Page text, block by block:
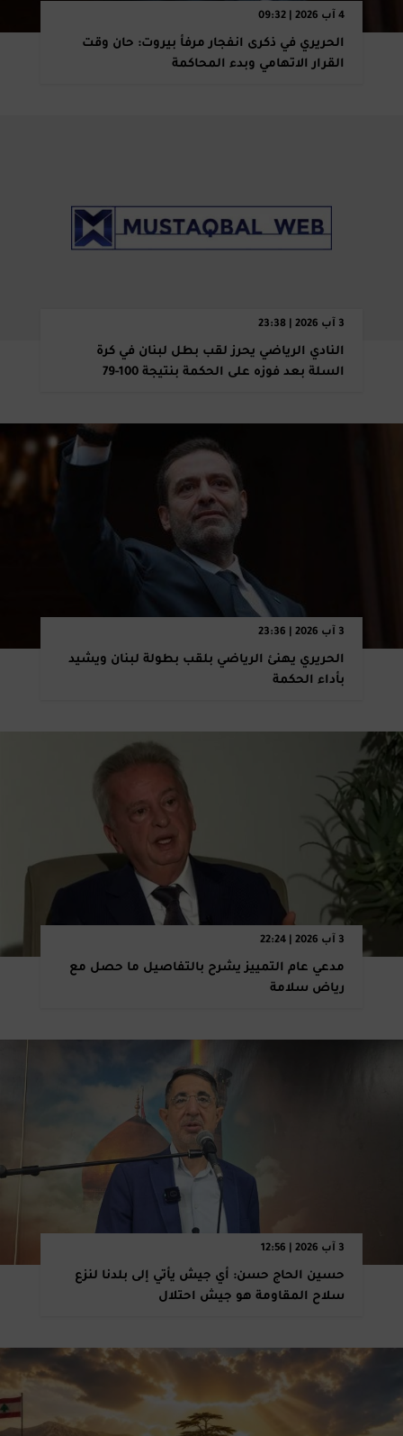
4 آب 2026 | 09:32
الحريري في ذكرى انفجار مرفأ بيروت: حان وقت
القرار الاتهامي وبدء المحاكمة
3 آب 2026 | 23:38
النادي الرياضي يحرز لقب بطل لبنان في كرة
السلة بعد فوزه على الحكمة بنتيجة 100-79
3 آب 2026 | 23:36
الحريري يهنئ الرياضي بلقب بطولة لبنان ويشيد
بأداء الحكمة
3 آب 2026 | 22:24
مدعي عام التمييز يشرح بالتفاصيل ما حصل مع
رياض سلامة
3 آب 2026 | 12:56
حسين الحاج حسن: أي جيش يأتي إلى بلدنا لنزع
سلاح المقاومة هو جيش احتلال